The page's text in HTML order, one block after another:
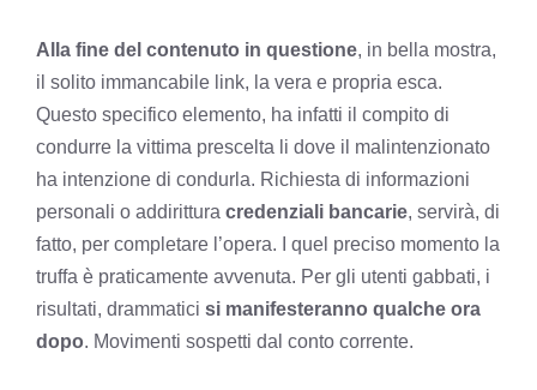
Alla fine del contenuto in questione, in bella mostra,
il solito immancabile link, la vera e propria esca.
Questo specifico elemento, ha infatti il compito di
condurre la vittima prescelta li dove il malintenzionato
ha intenzione di condurla. Richiesta di informazioni
personali o addirittura credenziali bancarie, servirà, di
fatto, per completare l’opera. I quel preciso momento la
truffa è praticamente avvenuta. Per gli utenti gabbati, i
risultati, drammatici si manifesteranno qualche ora
dopo. Movimenti sospetti dal conto corrente.